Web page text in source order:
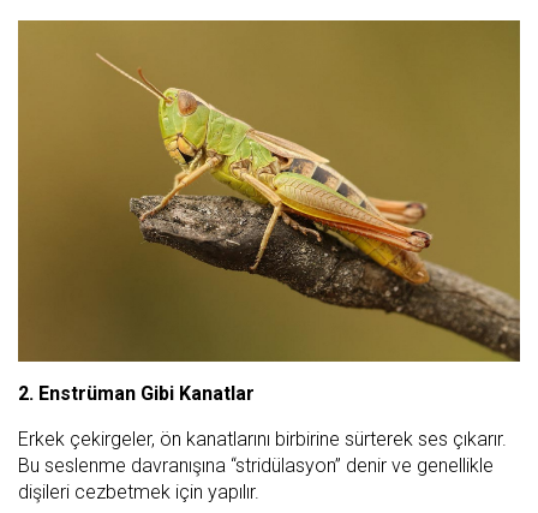
2. Enstrüman Gibi Kanatlar
Erkek çekirgeler, ön kanatlarını birbirine sürterek ses çıkarır.
Bu seslenme davranışına “stridülasyon” denir ve genellikle
dişileri cezbetmek için yapılır.